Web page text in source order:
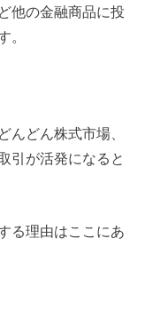
他の金融商品に投
。
んどん株式市場、
引が活発になると
る理由はここにあ